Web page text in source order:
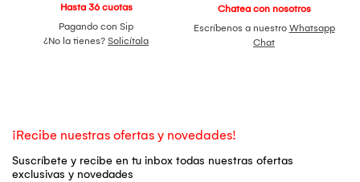
Hasta 36 cuotas
Pagando con Sip
¿No la tienes? Solicítala
Chatea con nosotros
Escríbenos a nuestro Whatsapp
Chat
¡Recibe nuestras ofertas y novedades!
Suscríbete y recibe en tu inbox todas nuestras ofertas
exclusivas y novedades